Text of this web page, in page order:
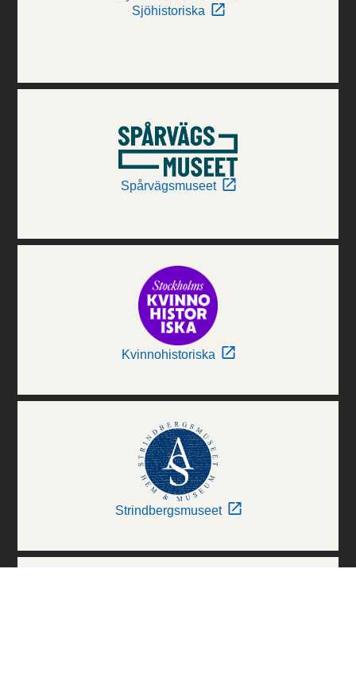
Sjöhistoriska
Spårvägsmuseet
Kvinnohistoriska
Strindbergsmuseet